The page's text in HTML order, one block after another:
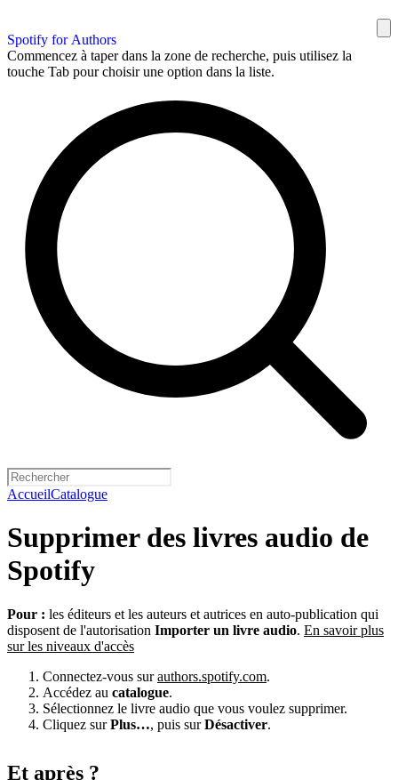
Spotify for Authors
Commencez à taper dans la zone de recherche, puis utilisez la
touche Tab pour choisir une option dans la liste.
AccueilCatalogue
Supprimer des livres audio de
Spotify
Pour : les éditeurs et les auteurs et autrices en auto-publication qui
disposent de l'autorisation Importer un livre audio. En savoir plus
sur les niveaux d'accès
Connectez-vous surauthors.spotify.com.
Accédez au catalogue.
Sélectionnez le livre audio que vous voulez supprimer.
Cliquez surPlus…, puis surDésactiver.
Et après ?